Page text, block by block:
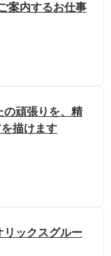
案内するお仕事
の頑張りを、精
描けます
リックスグルー